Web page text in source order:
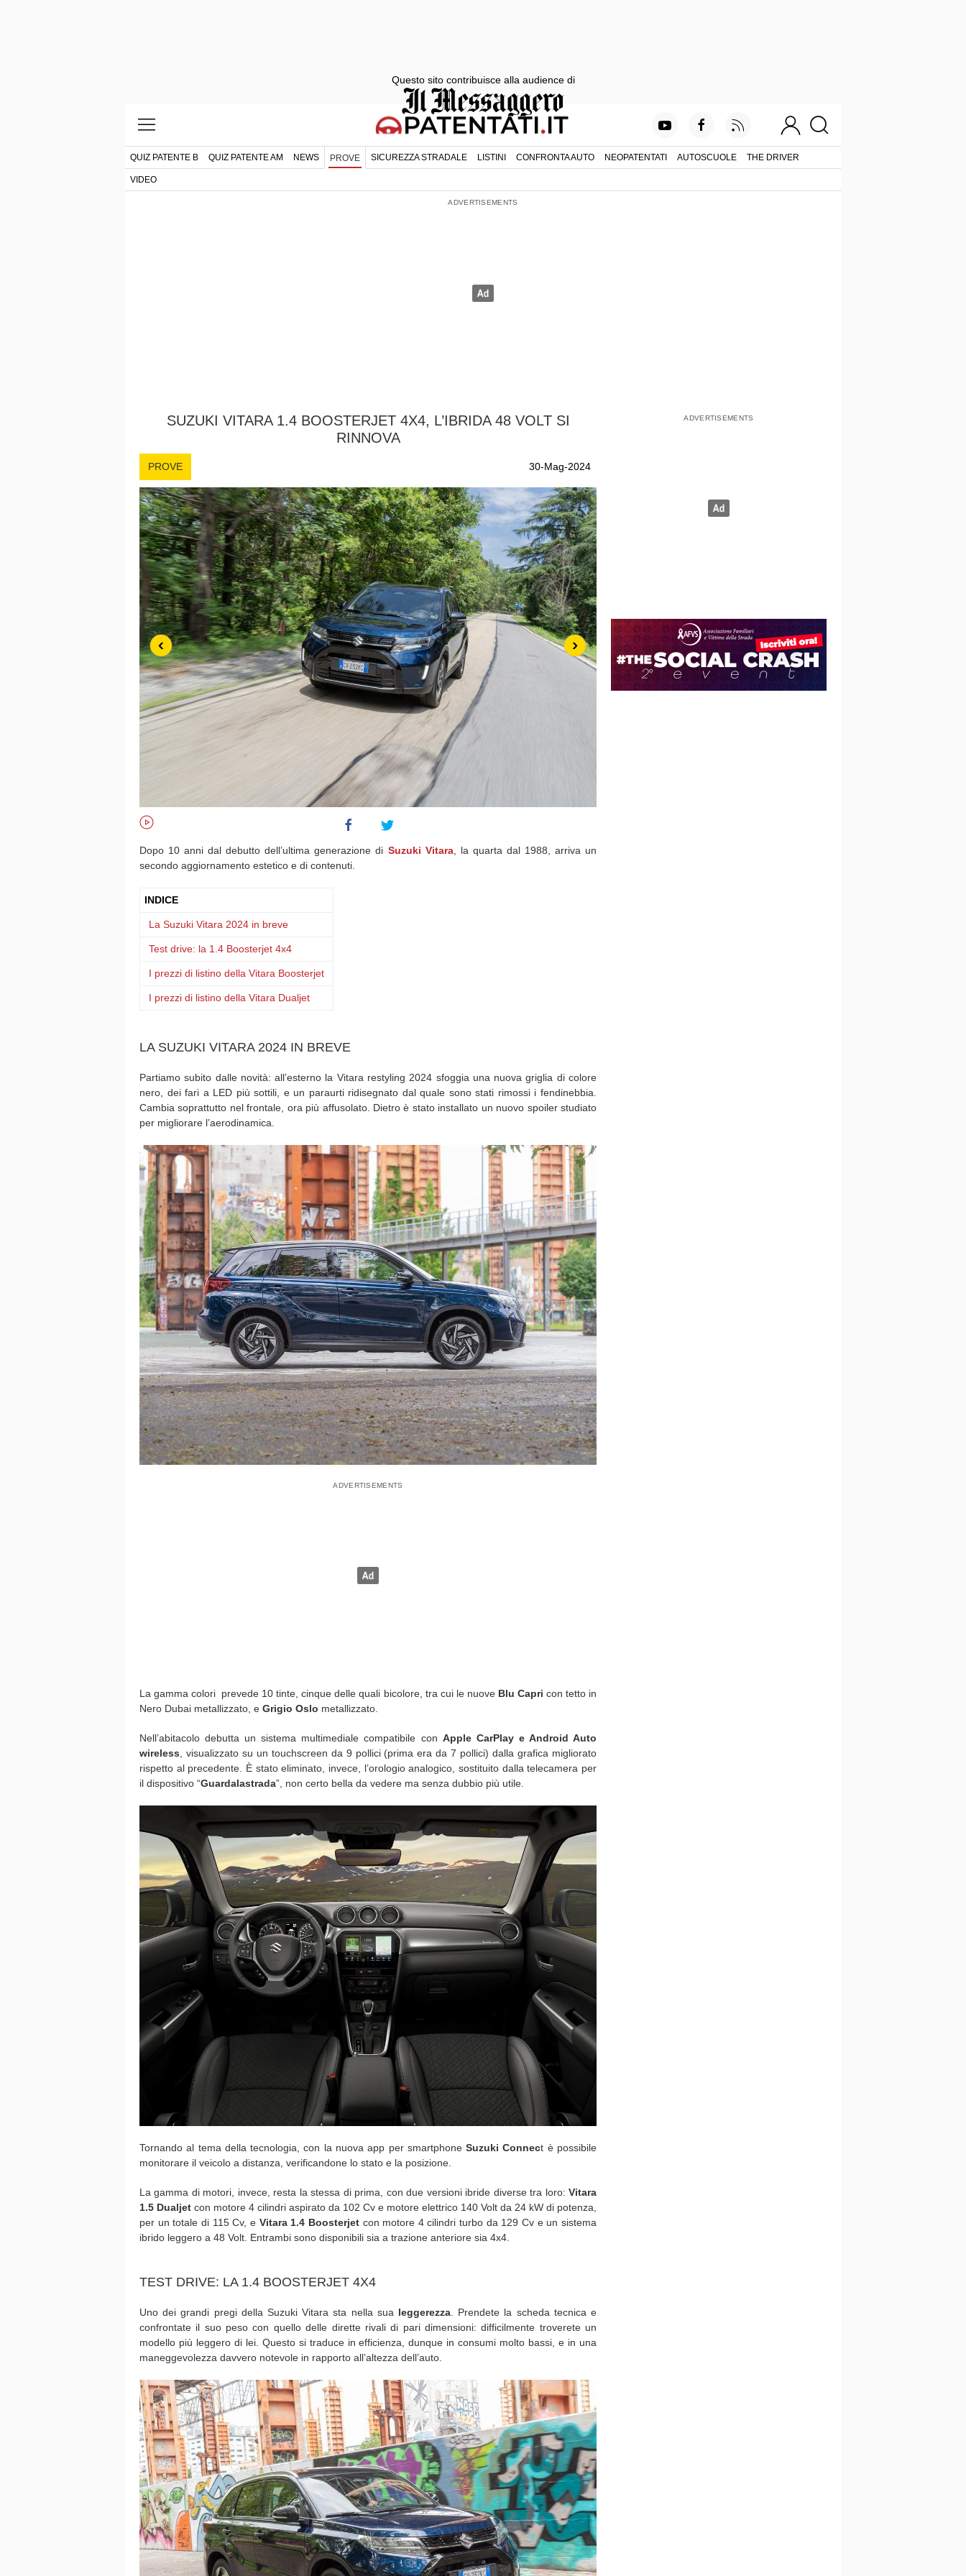
QUIZ PATENTE B QUIZ PATENTE AM NEWS PROVE SICUREZZA STRADALE LISTINI CONFRONTA AUTO NEOPATENTATI AUTOSCUOLE THE DRIVER
VIDEO
SUZUKI VITARA 1.4 BOOSTERJET 4X4, L’IBRIDA 48 VOLT SI
RINNOVA
PROVE 30-Mag-2024
‹ ›
Dopo 10 anni dal debutto dell’ultima generazione di Suzuki Vitara, la quarta dal 1988, arriva un
secondo aggiornamento estetico e di contenuti.
INDICE
La Suzuki Vitara 2024 in breve
Test drive: la 1.4 Boosterjet 4x4
I prezzi di listino della Vitara Boosterjet
I prezzi di listino della Vitara Dualjet
LA SUZUKI VITARA 2024 IN BREVE
Partiamo subito dalle novità: all’esterno la Vitara restyling 2024 sfoggia una nuova griglia di colore
nero, dei fari a LED più sottili, e un paraurti ridisegnato dal quale sono stati rimossi i fendinebbia.
Cambia soprattutto nel frontale, ora più affusolato. Dietro è stato installato un nuovo spoiler studiato
per migliorare l’aerodinamica.
La gamma colori prevede 10 tinte, cinque delle quali bicolore, tra cui le nuove Blu Capri con tetto in
Nero Dubai metallizzato, e Grigio Oslo metallizzato.
Nell’abitacolo debutta un sistema multimediale compatibile con Apple CarPlay e Android Auto
wireless, visualizzato su un touchscreen da 9 pollici (prima era da 7 pollici) dalla grafica migliorato
rispetto al precedente. È stato eliminato, invece, l’orologio analogico, sostituito dalla telecamera per
il dispositivo “Guardalastrada”, non certo bella da vedere ma senza dubbio più utile.
Tornando al tema della tecnologia, con la nuova app per smartphoneSuzukiConnect è possibile
monitorare il veicolo a distanza, verificandone lo stato e la posizione.
La gamma di motori, invece, resta la stessa di prima, con due versioni ibride diverse tra loro: Vitara
1.5 Dualjet con motore 4 cilindri aspirato da 102 Cv e motore elettrico 140 Volt da 24 kW di potenza,
per un totale di 115 Cv, e Vitara 1.4 Boosterjetcon motore 4 cilindri turbo da 129 Cv e un sistema
ibrido leggero a 48 Volt. Entrambi sono disponibili sia a trazione anteriore sia 4x4.
TEST DRIVE: LA 1.4 BOOSTERJET 4X4
Uno dei grandi pregi della Suzuki Vitara sta nella sua leggerezza . Prendete la scheda tecnica e
confrontate il suo peso con quello delle dirette rivali di pari dimensioni: difficilmente troverete un
modello più leggero di lei. Questo si traduce in efficienza, dunque in consumi molto bassi, e in una
maneggevolezza davvero notevole in rapporto all’altezza dell’auto.
Questo sito contribuisce alla audience di